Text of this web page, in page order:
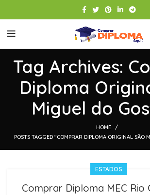
Tag Archives:
Diploma
Miguel do
HOME
POSTS TAGGED "COMPRAR DIPLOMA ORIGINAL SÃO
ESTADOS
Comprar Diploma MEC Rio